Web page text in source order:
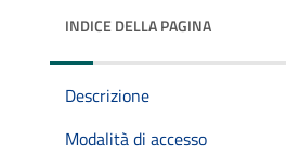
INDICE DELLA PAGINA
Descrizione
Modalità di accesso